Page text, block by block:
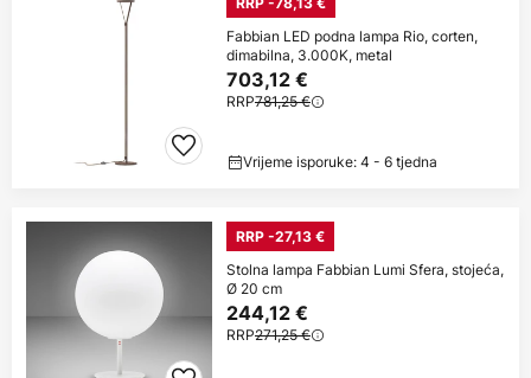
Fabbian LED podna lampa Rio, corten,
dimabilna, 3.000K, metal
703,12 €
RRP781,25 €
Vrijeme isporuke: 4 - 6 tjedna
RRP -27,13 €
Stolna lampa Fabbian Lumi Sfera, stojeća,
Ø 20 cm
244,12 €
RRP271,25 €